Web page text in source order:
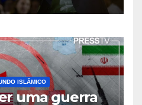
ISLÂMICO
uma guerra